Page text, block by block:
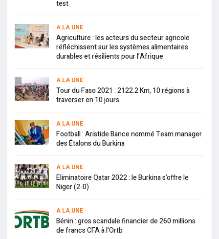
test
A LA UNE
Agriculture : les acteurs du secteur agricole
réfléchissent sur les systèmes alimentaires
durables et résilients pour l’Afrique
A LA UNE
Tour du Faso 2021 : 2122.2 Km, 10 régions à
traverser en 10 jours
A LA UNE
Football : Aristide Bance nommé Team manager
des Étalons du Burkina
A LA UNE
Eliminatoire Qatar 2022 : le Burkina s’offre le
Niger (2-0)
A LA UNE
Bénin : gros scandale financier de 260 millions
de francs CFA à l’Ortb